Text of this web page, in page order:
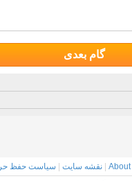
گام بعدی
About
|نقشه سایت
سیاست حفظ